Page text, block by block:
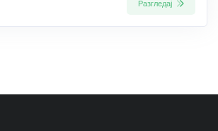
Разгледај